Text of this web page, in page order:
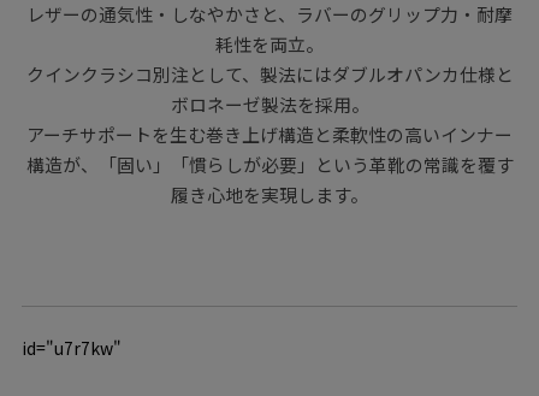
レザーの通気性・しなやかさと、ラバーのグリップ力・耐摩
耗性を両立。
クインクラシコ別注として、製法にはダブルオパンカ仕様と
ボロネーゼ製法を採用。
アーチサポートを生む巻き上げ構造と柔軟性の高いインナー
構造が、「固い」「慣らしが必要」という革靴の常識を覆す
履き心地を実現します。
id="u7r7kw"